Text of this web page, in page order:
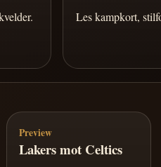
Les kampkort,
Preview
Lakers mot Celtics